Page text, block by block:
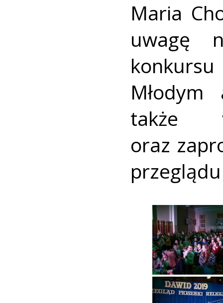
Maria
uwagę
konkursu
Młodym
także
oraz